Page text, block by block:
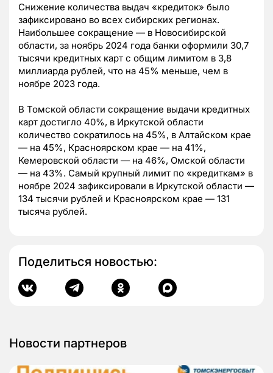
Снижение количества выдач «кредиток» было
зафиксировано во всех сибирских регионах.
Наибольшее сокращение — в Новосибирской
области, за ноябрь 2024 года банки оформили 30,7
тысячи кредитных карт с общим лимитом в 3,8
миллиарда рублей, что на 45% меньше, чем в
ноябре 2023 года.
В Томской области сокращение выдачи кредитных
карт достигло 40%, в Иркутской области
количество сократилось на 45%, в Алтайском крае
— на 45%, Красноярском крае — на 41%,
Кемеровской области — на 46%, Омской области
— на 43%. Самый крупный лимит по «кредиткам» в
ноябре 2024 зафиксировали в Иркутской области —
134 тысячи рублей и Красноярском крае — 131
тысяча рублей.
Поделиться новостью:
Новости партнеров